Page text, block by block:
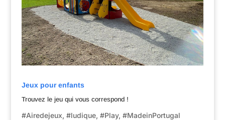
Jeux pour enfants
Trouvez le jeu qui vous correspond !
#Airedejeux, #ludique, #Play, #MadeinPortugal